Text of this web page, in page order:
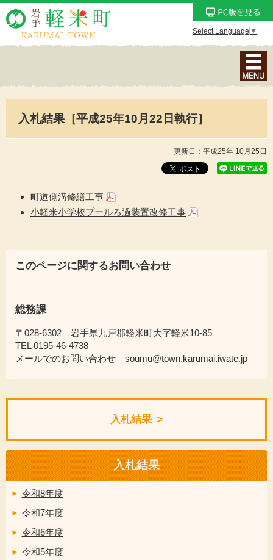
Select Language ▼
ナ
ビ
ン
メ
入札結果［平成25年10月22日執行］
更新日：平成25年 10月25日
町道側溝修繕工事
小軽米小学校プールろ過装置改修工事
このページに関するお問い合わせ
総務課
〒028-6302 岩手県九戸郡軽米町大字軽米10-85
TEL 0195-46-4738
メールでのお問い合わせ soumu@town.karumai.iwate.jp
入札結果
入札結果
令和8年度
令和7年度
令和6年度
令和5年度